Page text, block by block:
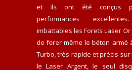
et ils ont été conçus
performances
imbattables les Forets Laser
de forer même le béton armé
Turbo, très rapide et précis sur
le Laser Argent, le seul